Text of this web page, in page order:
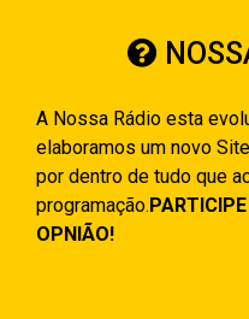
A Nossa Rádio esta
elaboramos um novo
por dentro de tudo que
programação.
OPNIÃO!